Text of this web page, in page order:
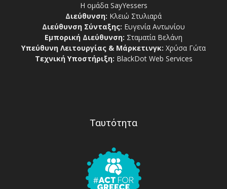
Η ομάδα SayYessers
Διεύθυνση: Κλειώ Στυλιαρά
Διεύθυνση Σύνταξης: Ευγενία Αντωνίου
Εμπορική Διεύθυνση: Σταματία Βελάνη
Υπεύθυνη Λειτουργίας & Μάρκετινγκ: Χρύσα Γώτα
Τεχνική Υποστήριξη: BlackDot Web Services
Ταυτότητα